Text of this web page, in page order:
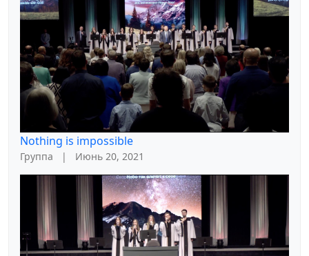
Nothing is impossible
Группа | Июнь 20, 2021